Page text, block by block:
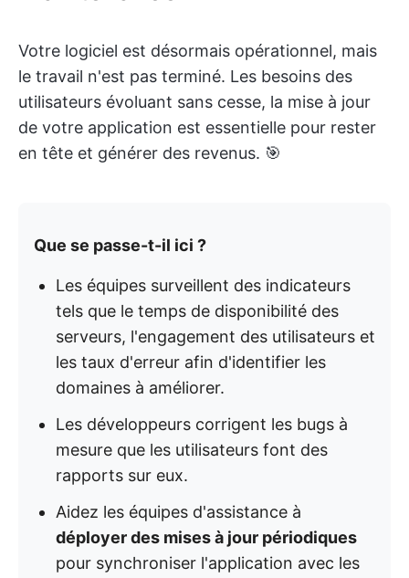
Votre logiciel est désormais opérationnel, mais
le travail n'est pas terminé. Les besoins des
utilisateurs évoluant sans cesse, la mise à jour
de votre application est essentielle pour rester
en tête et générer des revenus. 🎯
Que se passe-t-il ici ?
Les équipes surveillent des indicateurs
tels que le temps de disponibilité des
serveurs, l'engagement des utilisateurs et
les taux d'erreur afin d'identifier les
domaines à améliorer.
Les développeurs corrigent les bugs à
mesure que les utilisateurs font des
rapports sur eux.
Aidez les équipes d'assistance à
déployer des mises à jour périodiques
pour synchroniser l'application avec les